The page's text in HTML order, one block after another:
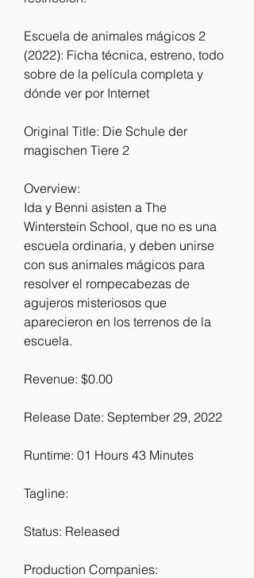
Escuela de animales mágicos 2
(2022): Ficha técnica, estreno, todo
sobre de la película completa y
dónde ver por Internet
Original Title: Die Schule der
magischen Tiere 2
Overview:
Ida y Benni asisten a The
Winterstein School, que no es una
escuela ordinaria, y deben unirse
con sus animales mágicos para
resolver el rompecabezas de
agujeros misteriosos que
aparecieron en los terrenos de la
escuela.
Revenue: $0.00
Release Date: September 29, 2022
Runtime: 01 Hours 43 Minutes
Tagline:
Status: Released
Production Companies: